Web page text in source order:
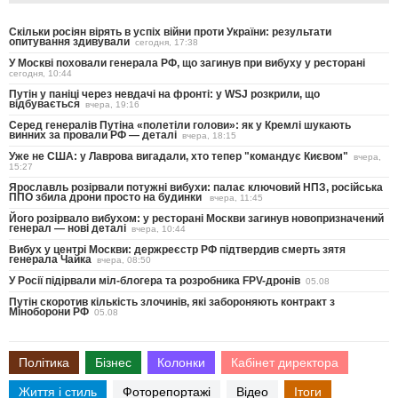
Скільки росіян вірять в успіх війни проти України: результати
опитування здивували сегодня, 17:38
У Москві поховали генерала РФ, що загинув при вибуху у ресторані
сегодня, 10:44
Путін у паніці через невдачі на фронті: у WSJ розкрили, що
відбувається вчера, 19:16
Серед генералів Путіна «полетіли голови»: як у Кремлі шукають
винних за провали РФ — деталі вчера, 18:15
Уже не США: у Лаврова вигадали, хто тепер "командує Києвом"
вчера,
15:27
Ярославль розірвали потужні вибухи: палає ключовий НПЗ, російська
ППО збила дрони просто на будинки вчера, 11:45
Його розірвало вибухом: у ресторані Москви загинув новопризначений
генерал — нові деталі вчера, 10:44
Вибух у центрі Москви: держреєстр РФ підтвердив смерть зятя
генерала Чайка вчера, 08:50
У Росії підірвали міл-блогера та розробника FPV-дронів 05.08
Путін скоротив кількість злочинів, які забороняють контракт з
Міноборони РФ 05.08
Політика Бізнес Колонки Кабінет директора
Життя і стиль Фоторепортажі Відео Ітоги